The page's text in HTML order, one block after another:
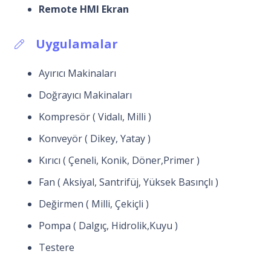
Remote HMI Ekran
Uygulamalar
Ayırıcı Makinaları
Doğrayıcı Makinaları
Kompresör ( Vidalı, Milli )
Konveyör ( Dikey, Yatay )
Kırıcı ( Çeneli, Konik, Döner,Primer )
Fan ( Aksiyal, Santrifüj, Yüksek Basınçlı )
Değirmen ( Milli, Çekiçli )
Pompa ( Dalgıç, Hidrolik,Kuyu )
Testere